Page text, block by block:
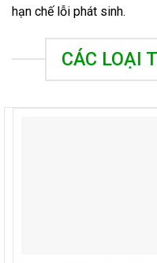
hạn chế lỗi phát sinh.
CÁC LOẠI